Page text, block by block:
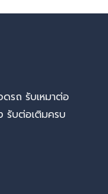
รถ รับเหมาต่อ
รับต่อเติมครบ